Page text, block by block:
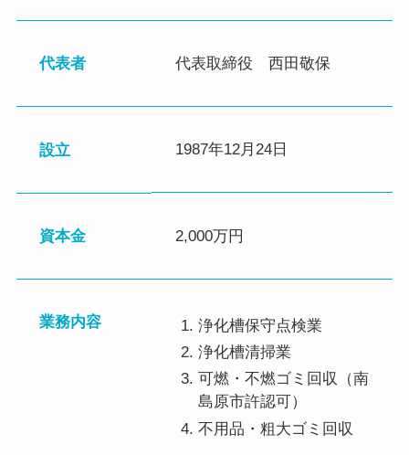
代表者 代表取締役 西田敬保
設立 1987年12月24日
資本金 2,000万円
業務内容
浄化槽保守点検業
浄化槽清掃業
可燃・不燃ゴミ回収（南
島原市許認可）
不用品・粗大ゴミ回収